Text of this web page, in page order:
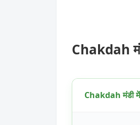
Chakdah
Chakdah मंडी में